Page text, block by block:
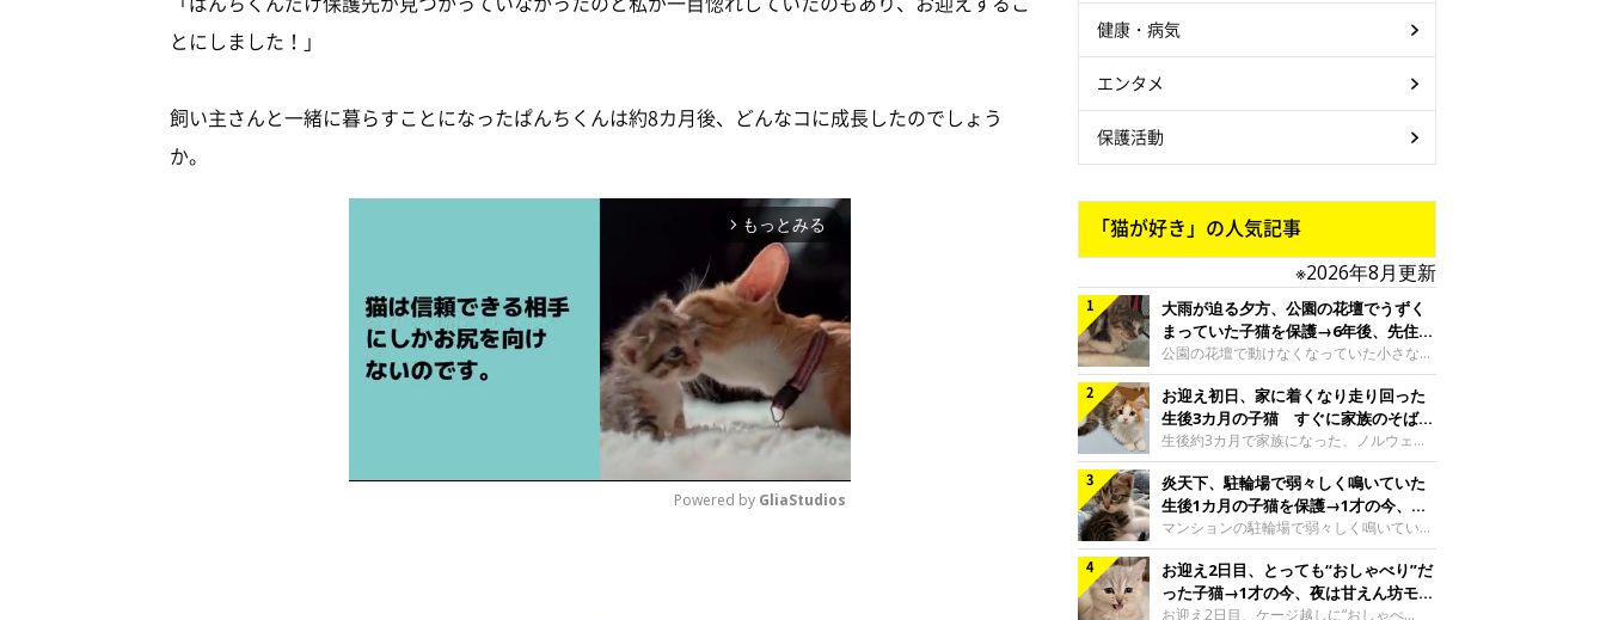
とにしました！」
飼い主さんと一緒に暮らすことになったぱんちくんは約8カ月後、どんなコに成長したのでしょう
か。
arrow_forward_ios もっとみる
Powered by GliaStudios
健康・病気
エンタメ
保護活動
「猫が好き」の人気記事
※2026年8月更新
大雨が迫る夕方、公園の花壇でうずく
まっていた子猫を保護→6年後、先住猫
と“姉妹”のような関係に
公園の花壇で動けなくなっていた小さな子
猫。家族に迎えられてから6年、先住猫と
の間には深い絆が育まれていました。保護
当時のティダちゃん。
@muumuu62197189紹介するのは、
X（旧Twitter）ユーザー
@muumuu62197189さんの愛猫・ティダ
ちゃん（取材時6才）の成長記録です。こ
ちらは、生後3カ月ごろのティダちゃん。
飼い主さんが出会ったのは、夜から大雨に
なると予報されていた日の夕方でした。花
壇で動けずにいた子猫保護したばかりのテ
ィダちゃん。@muumuu62197189飼い主
お迎え初日、家に着くなり走り回った
生後3カ月の子猫 すぐに家族のそばで
落ち着く姿に「迎えてよかった」
生後約3カ月で家族になった、ノルウェー
ジャンフォレストキャットの子猫。お迎え
翌日には、すでに家でくつろぐ様子を見せ
ていました。お迎え翌日、ベッドでうとう
とするむうちゃんお迎え翌日のむうちゃ
ん。@umimugi0304紹介するのは、
Instagramユーザー@umimugi0304さんの
愛猫・むうちゃん（撮影時、生後約3カ月
／ノルウェージャンフォレストキャッ
炎天下、駐輪場で弱々しく鳴いていた
生後1カ月の子猫を保護→1才の今、筋
肉質でツンデレなコに成長
マンションの駐輪場で弱々しく鳴いてい
た、生後1カ月ほどの子猫。家族に迎えら
れてから1年、体も行動も大きく成長しま
した。炎天下の駐輪場で鳴いていた小さな
子猫保護当時のモモちゃん。@Kingponzu
お迎え2日目、とっても“おしゃべり”だ
った子猫→1才の今、夜は甘えん坊モー
お迎え2日目、ケージ越しに“おしゃべ